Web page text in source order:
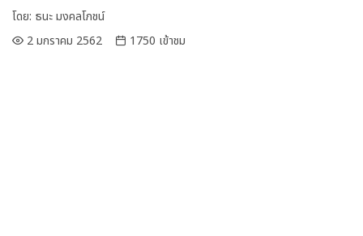
โดย: ธนะ มงคลโภชน์
2 มกราคม 2562
1750 เข้าชม